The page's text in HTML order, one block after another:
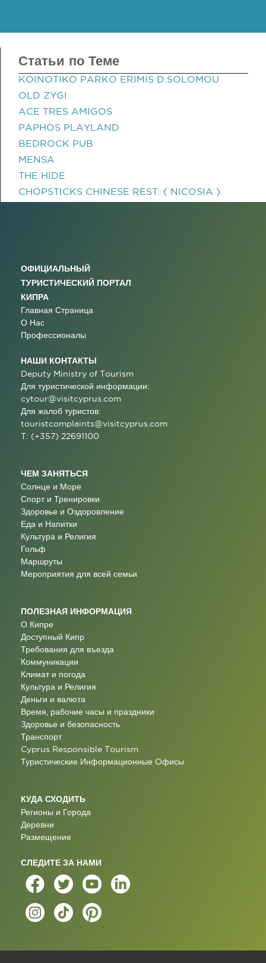
Статьи по Теме
KOINOTIKO PARKO ERIMIS D.SOLOMOU
OLD ZYGI
ACE TRES AMIGOS
PAPHOS PLAYLAND
BEDROCK PUB
MENSA
THE HIDE
CHOPSTICKS CHINESE REST. ( NICOSIA )
ОФИЦИАЛЬНЫЙ
ТУРИСТИЧЕСКИЙ ПОРТАЛ
КИПРА
Главная Страница
О Нас
Профессионалы
НАШИ КОНТАКТЫ
Deputy Ministry of Tourism
Для туристической информации:
cytour@visitcyprus.com
Для жалоб туристов:
touristcomplaints@visitcyprus.com
T: (+357) 22691100
ЧЕМ ЗАНЯТЬСЯ
Солнце и Море
Спорт и Тренировки
Здоровье и Оздоровление
Еда и Напитки
Культура и Религия
Гольф
Маршруты
Мероприятия для всей семьи
ПОЛЕЗНАЯ ИНФОРМАЦИЯ
О Кипре
Доступный Кипр
Требования для въезда
Коммуникации
Климат и погода
Культура и Религия
Деньги и валюта
Время, рабочие часы и праздники
Здоровье и безопасность
Транспорт
Cyprus Responsible Tourism
Туристические Информационные Oфисы
КУДА СХОДИТЬ
Регионы и Города
Деревни
Размещение
СЛЕДИТЕ ЗА НАМИ